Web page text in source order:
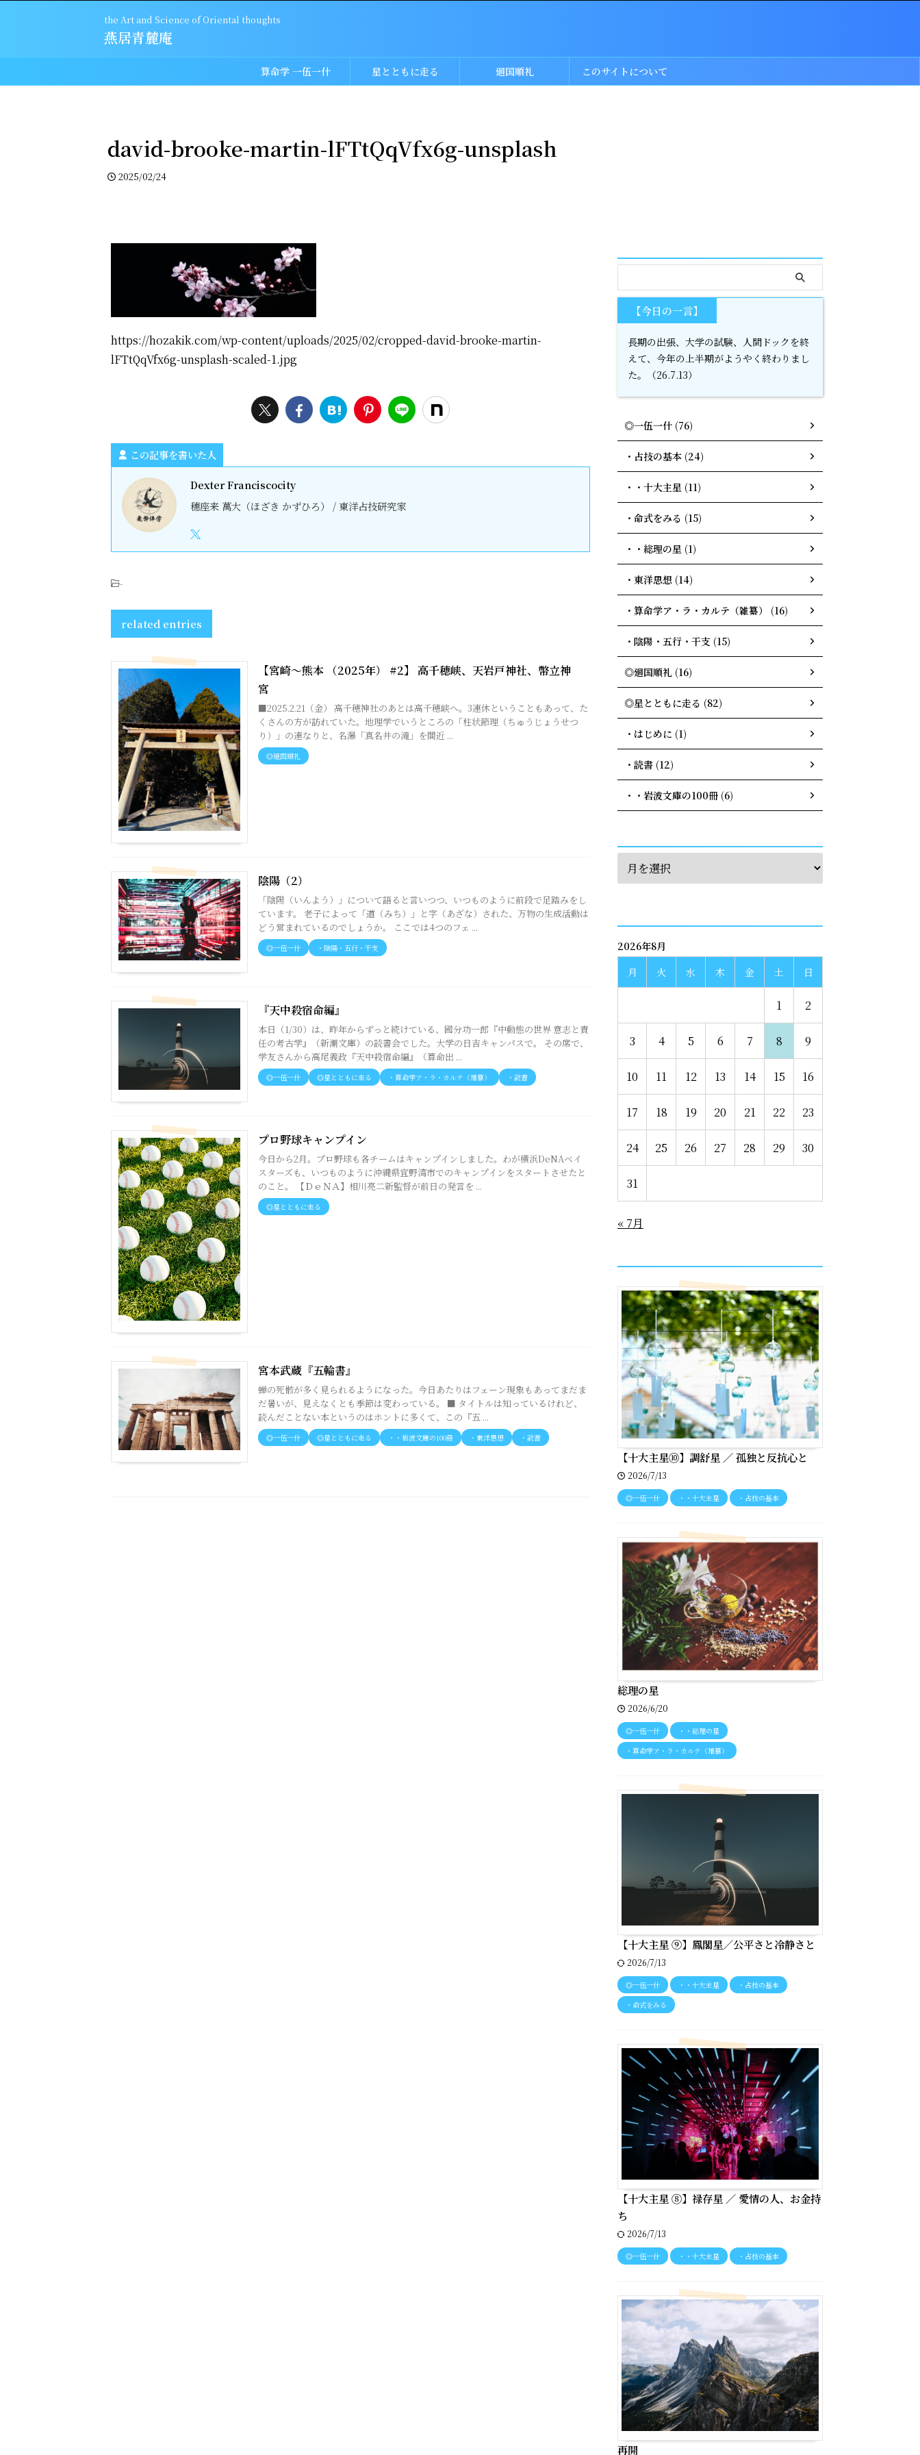
the Art and Science of Oriental thoughts
燕居青麓庵
算命学 一伍一什 星とともに走る 廻国順礼 このサイトについて
david-brooke-martin-lFTtQqVfx6g-unsplash
2025/02/24
https://hozakik.com/wp-content/uploads/2025/02/cropped-david-brooke-martin-
lFTtQqVfx6g-unsplash-scaled-1.jpg
この記事を書いた人
Dexter Franciscocity
穗座来 萬大（ほざき かずひろ） / 東洋占技研究家
-
related entries
【宮崎～熊本 （2025年） #2】 高千穂峡、天岩戸神社、幣立神
宮
■2025.2.21（金） 高千穂神社のあとは高千穂峡へ。3連休ということもあって、た
くさんの方が訪れていた。地理学でいうところの「柱状節理（ちゅうじょうせつ
り）」の連なりと、名瀑「真名井の滝」を間近 ...
◎廻国順礼
陰陽（2）
「陰陽（いんよう）」について語ると言いつつ、いつものように前段で足踏みをし
ています。 老子によって「道（みち）」と字（あざな）された、万物の生成活動は
どう営まれているのでしょうか。 ここでは4つのフェ ...
◎一伍一什 ・陰陽・五行・干支
『天中殺宿命編』
本日（1/30）は、昨年からずっと続けている、國分功一郎『中動態の世界 意志と責
任の考古学』（新潮文庫）の読書会でした。大学の日吉キャンパスで。 その席で、
学友さんから高尾義政『天中殺宿命編』（算命出 ...
◎一伍一什 ◎星とともに走る ・算命学ア・ラ・カルテ（雑纂） ・読書
プロ野球キャンプイン
今日から2月。プロ野球も各チームはキャンプインしました。わが横浜DeNAベイ
スターズも、いつものように沖縄県宜野湾市でのキャンプインをスタートさせたと
のこと。 【ＤｅＮＡ】相川亮二新監督が前日の発言を ...
◎星とともに走る
宮本武蔵『五輪書』
蝉の死骸が多く見られるようになった。今日あたりはフェーン現象もあってまだま
だ暑いが、見えなくとも季節は変わっている。 ■ タイトルは知っているけれど、
読んだことない本というのはホントに多くて、この『五 ...
◎一伍一什 ◎星とともに走る ・・岩波文庫の100冊 ・東洋思想 ・読書
【今日の一言】
長期の出張、大学の試験、人間ドックを終
えて、今年の上半期がようやく終わりまし
た。（26.7.13）
◎一伍一什 (76)
・占技の基本 (24)
・・十大主星 (11)
・命式をみる (15)
・・総理の星 (1)
・東洋思想 (14)
・算命学ア・ラ・カルテ（雑纂） (16)
・陰陽・五行・干支 (15)
◎廻国順礼 (16)
◎星とともに走る (82)
・はじめに (1)
・読書 (12)
・・岩波文庫の100冊 (6)
2026年8月
月
火 水 木 金 土 日
1 2
3 4 5 6 7 8 9
10 11 12 13 14 15 16
17 18 19 20 21 22 23
24 25 26 27 28 29 30
31
« 7月
【十大主星⑩】調舒星 ／ 孤独と反抗心と
2026/7/13
◎一伍一什 ・・十大主星 ・占技の基本
総理の星
2026/6/20
◎一伍一什
・・総理の星
・算命学ア・ラ・カルテ（雑纂）
【十大主星 ⑨】鳳閣星／公平さと冷静さと
2026/7/13
◎一伍一什 ・・十大主星
・占技の基本
・命式をみる
【十大主星 ⑧】禄存星 ／ 愛情の人、お金持
ち
2026/7/13
◎一伍一什 ・・十大主星 ・占技の基本
再開